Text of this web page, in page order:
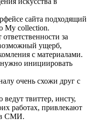
сайта подходящий
My collection.
за
ущерб,
с материалами.
инициировать
очень схожи друг с
твиттер, инсту,
работах, привлекают
в СМИ.